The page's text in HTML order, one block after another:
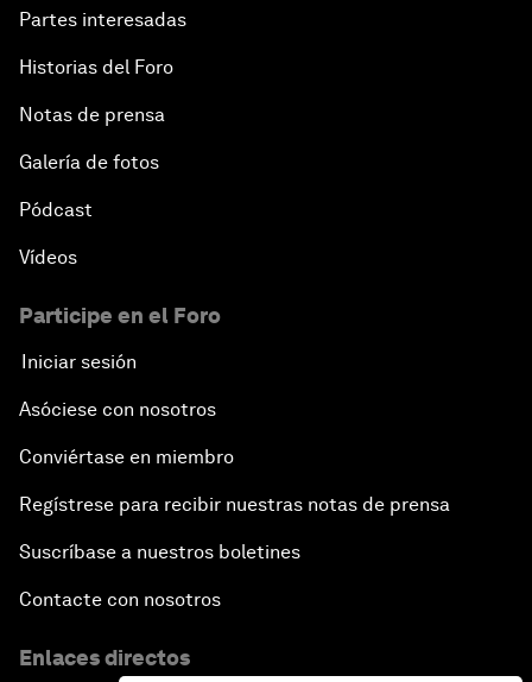
Partes interesadas
Historias del Foro
Notas de prensa
Galería de fotos
Pódcast
Vídeos
Participe en el Foro
Iniciar sesión
Asóciese con nosotros
Conviértase en miembro
Regístrese para recibir nuestras notas de prensa
Suscríbase a nuestros boletines
Contacte con nosotros
Enlaces directos